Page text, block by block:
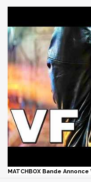
MATCHBOX Bande